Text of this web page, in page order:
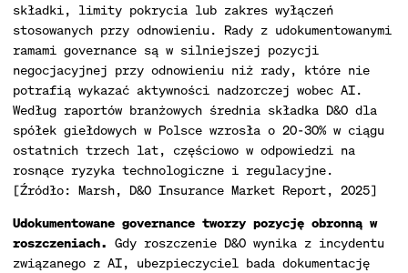
składki, limity pokrycia lub zakres wyłączeń
stosowanych przy odnowieniu. Rady z udokumentowanymi
ramami governance są w silniejszej pozycji
negocjacyjnej przy odnowieniu niż rady, które nie
potrafią wykazać aktywności nadzorczej wobec AI.
Według raportów branżowych średnia składka D&O dla
spółek giełdowych w Polsce wzrosła o 20-30% w ciągu
ostatnich trzech lat, częściowo w odpowiedzi na
rosnące ryzyka technologiczne i regulacyjne.
[Źródło: Marsh, D&O Insurance Market Report, 2025]
Udokumentowane governance tworzy pozycję obronną w
roszczeniach. Gdy roszczenie D&O wynika z incydentu
związanego z AI, ubezpieczyciel bada dokumentację